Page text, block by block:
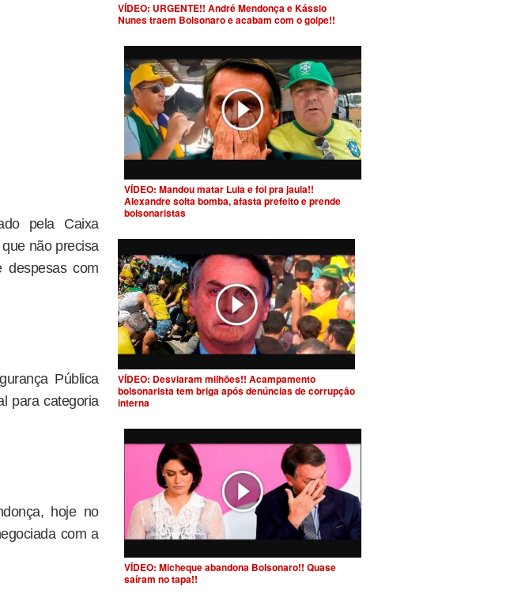
pela Caixa
não precisa
despesas com
Pública
para categoria
hoje no
com a
VÍDEO: URGENTE!! André Mendonça e Kássio
Nunes traem Bolsonaro e acabam com o golpe!!
VÍDEO: Mandou matar Lula e foi pra jaula!!
Alexandre solta bomba, afasta prefeito e prende
bolsonaristas
VÍDEO: Desviaram milhões!! Acampamento
bolsonarista tem briga após denúncias de corrupção
interna
VÍDEO: Micheque abandona Bolsonaro!! Quase
saíram no tapa!!